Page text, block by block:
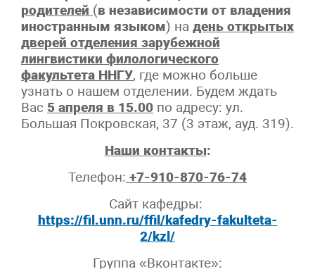
родителей (в независимости от владения
иностранным языком) на день открытых
дверей отделения зарубежной
лингвистики филологического
факультета ННГУ, где можно больше
узнать о нашем отделении. Будем ждать
Вас 5 апреля в 15.00 по адресу: ул.
Большая Покровская, 37 (3 этаж, ауд. 319).
Наши контакты:
Телефон: +7-910-870-76-74
Сайт кафедры:
https://fil.unn.ru/ffil/kafedry-fakulteta-
2/kzl/
Группа «Вконтакте»: